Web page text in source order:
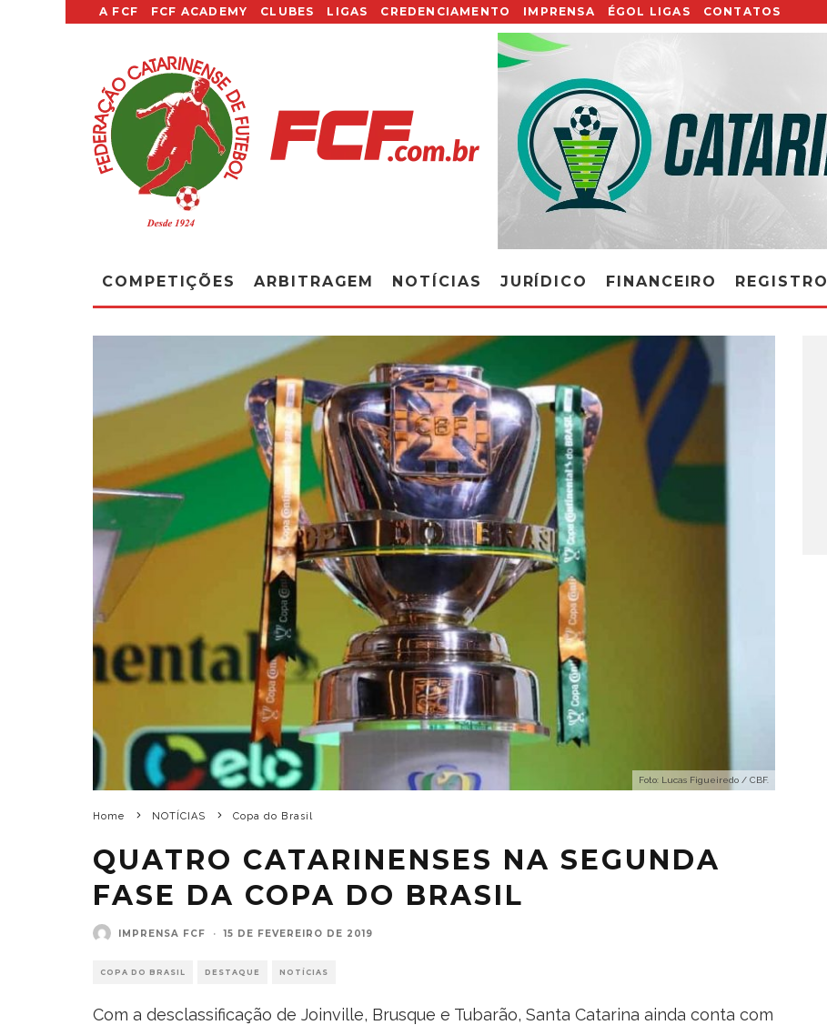
A FCF FCF ACADEMY CLUBES LIGAS CREDENCIAMENTO IMPRENSA ÉGOL LIGAS CONTATOS
COMPETIÇÕES ARBITRAGEM NOTÍCIAS JURÍDICO FINANCEIRO REGISTRO
Foto: Lucas Figueiredo / CBF.
Home NOTÍCIAS Copa do Brasil
QUATRO CATARINENSES NA SEGUNDA
FASE DA COPA DO BRASIL
IMPRENSA FCF · 15 DE FEVEREIRO DE 2019
COPA DO BRASIL DESTAQUE NOTÍCIAS
Com a desclassificação de Joinville, Brusque e Tubarão, Santa Catarina ainda conta com